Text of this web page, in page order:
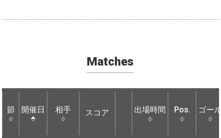
Matches
節 開催日 相手 スコア 出場時間 Pos. ゴー
節 開催日 相手